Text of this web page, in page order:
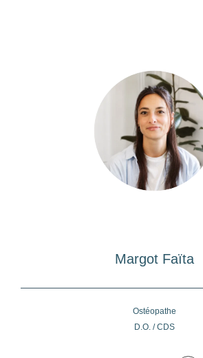
Margot Faïta
Ostéopathe
D.O. / CDS